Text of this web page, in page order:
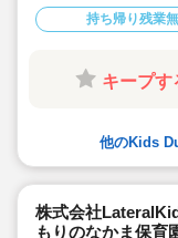
持ち帰り残業
キープす
他のKids
株式会社
もりのなかま保育